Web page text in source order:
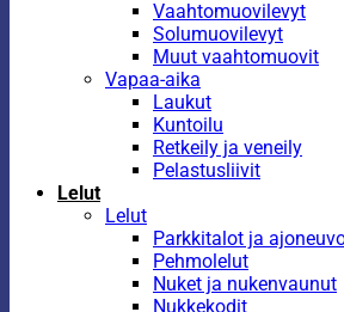
Vaahtomuovilevyt
Solumuovilevyt
Muut vaahtomuovit
Vapaa-aika
Laukut
Kuntoilu
Retkeily ja veneily
Pelastusliivit
Lelut
Lelut
Parkkitalot ja
Pehmolelut
Nuket ja nukenvaunut
Nukkekodit